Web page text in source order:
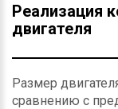
Реализация
двигателя
Размер
сравнению с